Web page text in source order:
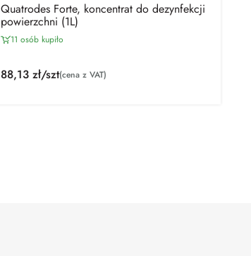
Quatrodes Forte, koncentrat do dezynfekcji
powierzchni (1L)
11 osób kupiło
88,13 zł/szt(cena z VAT)